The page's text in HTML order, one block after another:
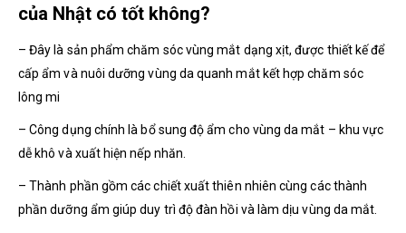
của Nhật có tốt không?
– Đây là sản phẩm chăm sóc vùng mắt dạng xịt, được thiết kế để
cấp ẩm và nuôi dưỡng vùng da quanh mắt kết hợp chăm sóc
lông mi
– Công dụng chính là bổ sung độ ẩm cho vùng da mắt – khu vực
dễ khô và xuất hiện nếp nhăn.
– Thành phần gồm các chiết xuất thiên nhiên cùng các thành
phần dưỡng ẩm giúp duy trì độ đàn hồi và làm dịu vùng da mắt.